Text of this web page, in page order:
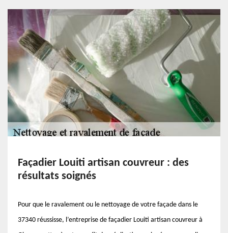
Façadier Louiti artisan couvreur : des
résultats soignés
Pour que le ravalement ou le nettoyage de votre façade dans le
37340 réussisse, l’entreprise de façadier Louiti artisan couvreur à